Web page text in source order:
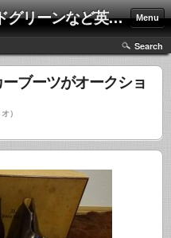
の激安中古通販情報ブログ Menu
Search
ブーツがオークショ
）